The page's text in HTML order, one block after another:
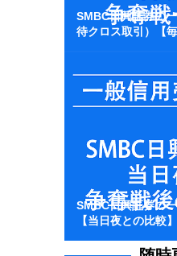
SMBC日興証券の
待クロス取引）【毎
SMBC日興証券の
【当日夜との比較】